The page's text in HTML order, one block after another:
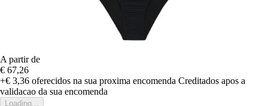
A partir de
€ 67,26
+€ 3,36 oferecidos na sua proxima encomenda Creditados apos a
validacao da sua encomenda
Loading...